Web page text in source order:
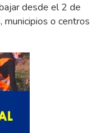
desde el 2 de
o centros